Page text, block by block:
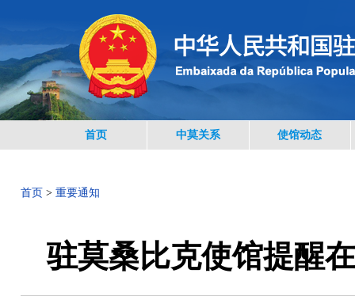
首页 中莫关系 使馆动态
首页 > 重要通知
驻莫桑比克使馆提醒